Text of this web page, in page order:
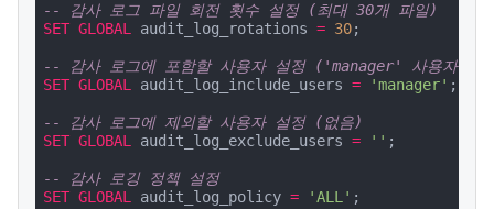
-- 감사 로그 파일 회전 횟수 설정 (최대 30개 파일)
SET GLOBAL audit_log_rotations = 30;
-- 감사 로그에 포함할 사용자 설정 ('manager' 사용자만
SET GLOBAL audit_log_include_users = 'manager' ;
-- 감사 로그에 제외할 사용자 설정 (없음)
SET GLOBAL audit_log_exclude_users = '' ;
-- 감사 로깅 정책 설정
SET GLOBAL audit_log_policy = 'ALL' ;